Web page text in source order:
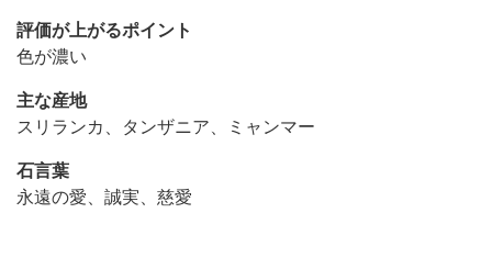
評価が上がるポイント
色が濃い
主な産地
スリランカ、タンザニア、ミャンマー
石言葉
永遠の愛、誠実、慈愛